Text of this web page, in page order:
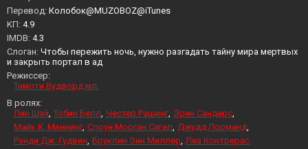
Перевод: Колобок@MUZOBOZ@iTunes
KП: 4.9
IMDB: 4.3
Слоган: Чтобы пережить ночь, нужно разгадать тайну мира мертвых
и закрыть портал в ад
Режиссер:
Тимоти Вудворд мл.
В ролях:
Лин Шэй Тобин Белл Честер Рашинг Эрин Сандерс
Майк К. Мэннинг Слоун Морган Сигел Джудд Лорманд
Рэнди Дж. Гудвин Бруклин Энн Миллер Леа Контрерас